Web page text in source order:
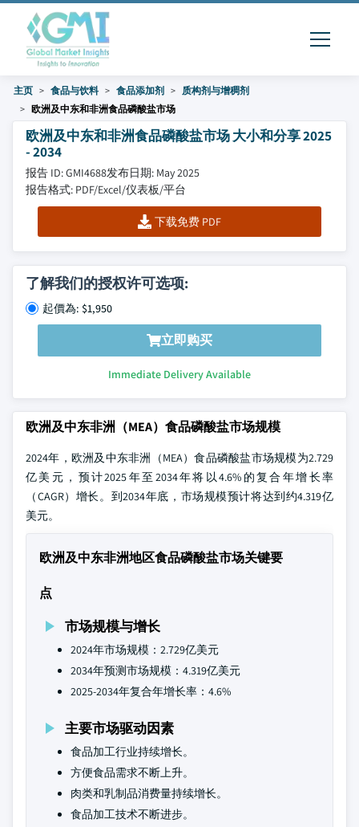
主页 食品与饮料 食品添加剂
质构剂与增稠剂
欧洲及中东和非洲食品磷酸盐市场
欧洲及中东和非洲食品磷酸盐市场 大小和分享 2025
- 2034
报告 ID: GMI4688发布日期: May 2025
报告格式: PDF/Excel/仪表板/平台
下载免费 PDF
了解我们的授权许可选项:
起價為: $1,950
立即购买
Immediate Delivery Available
欧洲及中东非洲（MEA）食品磷酸盐市场规模
2024年，欧洲及中东非洲（MEA）食品磷酸盐市场规模为2.729
亿美元，预计2025年至2034年将以4.6%的复合年增长率
（CAGR）增长。到2034年底，市场规模预计将达到约4.319亿
美元。
欧洲及中东非洲地区食品磷酸盐市场关键要
点
市场规模与增长
2024年市场规模：2.729亿美元
2034年预测市场规模：4.319亿美元
2025-2034年复合年增长率：4.6%
主要市场驱动因素
食品加工行业持续增长。
方便食品需求不断上升。
肉类和乳制品消费量持续增长。
食品加工技术不断进步。